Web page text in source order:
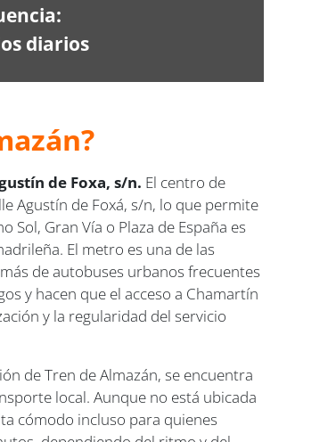
diarios
de Foxa, s/n. El centro de
Agustín de Foxá, s/n, lo que permite
Gran Vía o Plaza de España es
El metro es una de las
de autobuses urbanos frecuentes
y hacen que el acceso a Chamartín
y la regularidad del servicio
de Tren de Almazán, se encuentra
local. Aunque no está ubicada
cómodo incluso para quienes